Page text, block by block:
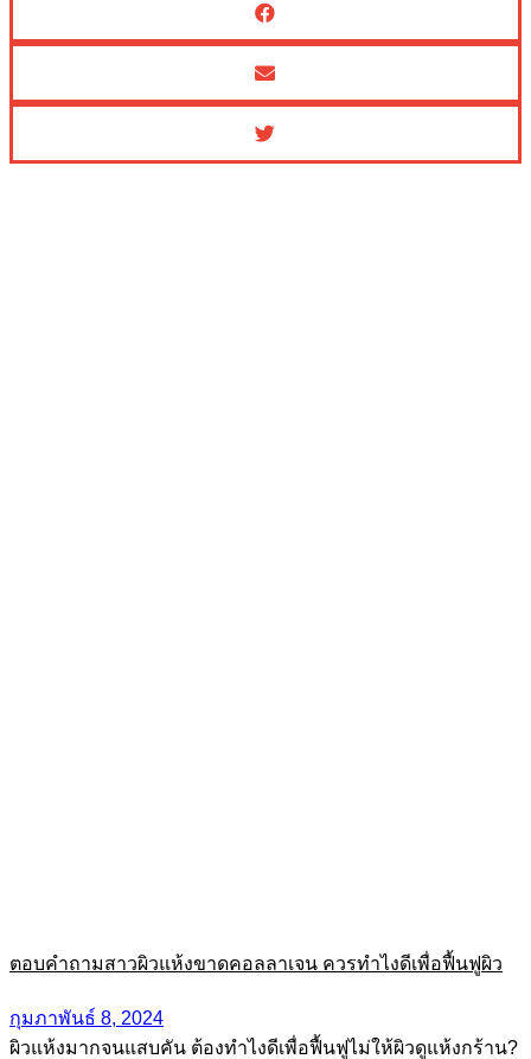
ตอบคำถามสาวผิวแห้งขาดคอลลาเจน ควรทําไงดีเพื่อฟื้นฟูผิว
กุมภาพันธ์ 8, 2024
ผิวแห้งมากจนแสบคัน ต้องทำไงดีเพื่อฟื้นฟูไม่ให้ผิวดูแห้งกร้าน?